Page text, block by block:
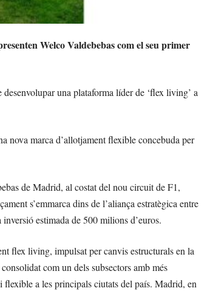
Welco Valdebebas com el seu primer
una plataforma líder de ‘flex living’ a
marca d’allotjament flexible concebuda per
de Madrid, al costat del nou circuit de F1,
s’emmarca dins de l’aliança estratègica entre
estimada de 500 milions d’euros.
flex living, impulsat per canvis estructurals en la
com un dels subsectors amb més
flexible a les principals ciutats del país. Madrid, en